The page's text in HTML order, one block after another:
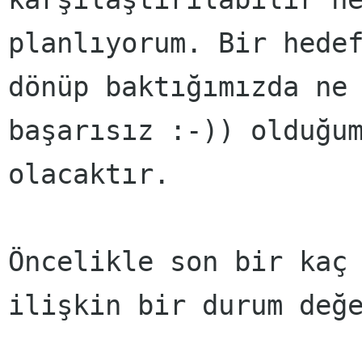
planlıyorum. Bir
dönüp baktığımızda
başarısız :-))
olacaktır.
Öncelikle son bir kaç
ilişkin bir durum